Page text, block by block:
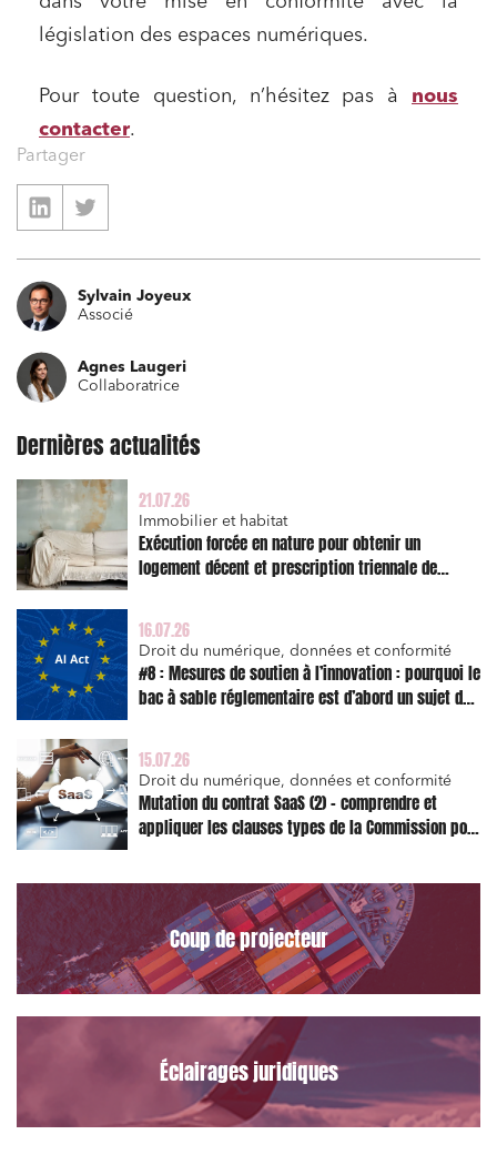
législation des espaces numériques.
Pour toute question, n’hésitez pas à nous
contacter.
Partager
Sylvain Joyeux
Associé
Agnes Laugeri
Collaboratrice
Dernières actualités
21.07.26
Immobilier et habitat
Exécution forcée en nature pour obtenir un
logement décent et prescription triennale de
16.07.26
Droit du numérique, données et conformité
#8 : Mesures de soutien à l’innovation : pourquoi le
bac à sable réglementaire est d’abord un sujet de
15.07.26
Droit du numérique, données et conformité
Mutation du contrat SaaS (2) – comprendre et
appliquer les clauses types de la Commission pour
Coup de projecteur
Éclairages juridiques